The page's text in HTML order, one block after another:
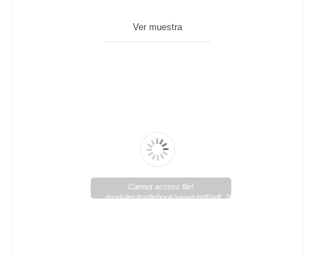
Ver muestra
Cannot access file!
/modules/lpsflipbook/views/pdf/pdf_258_1.pdf